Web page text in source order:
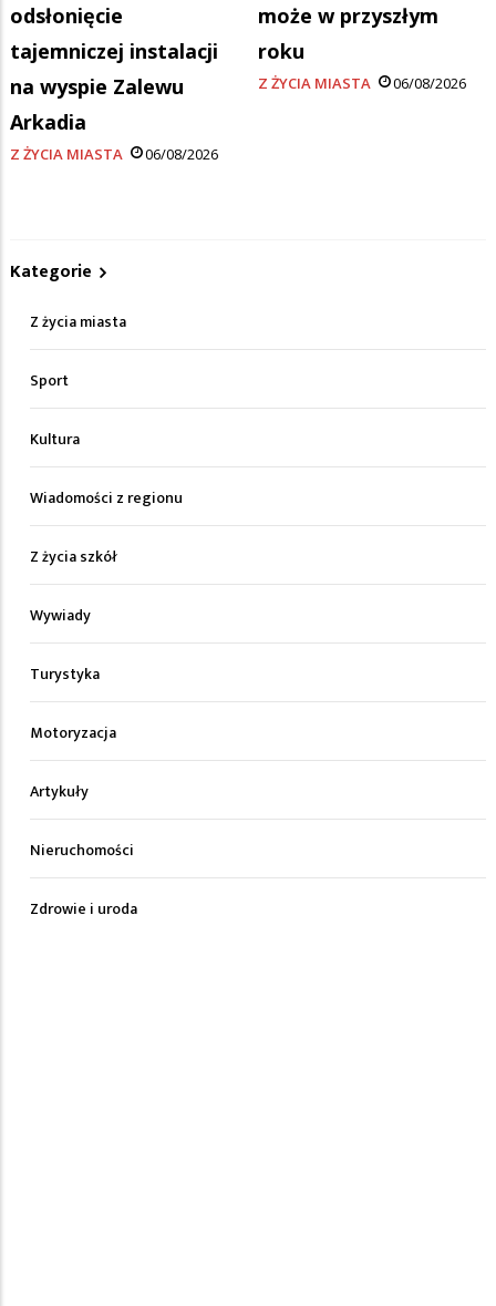
odsłonięcie
tajemniczej instalacji
na wyspie Zalewu
Arkadia
Z ŻYCIA MIASTA 06/08/2026
może w przyszłym
roku
Z ŻYCIA MIASTA 06/08/2026
Kategorie
Z życia miasta
Sport
Kultura
Wiadomości z regionu
Z życia szkół
Wywiady
Turystyka
Motoryzacja
Artykuły
Nieruchomości
Zdrowie i uroda